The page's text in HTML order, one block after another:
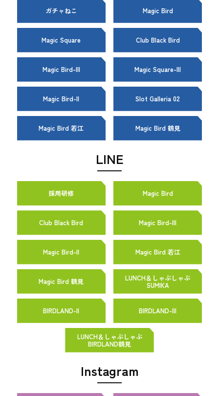
ガチャねこ Magic Bird
Magic Square Club Black Bird
Magic Bird-III Magic Square-III
Magic Bird-II Slot Galleria 02
Magic Bird 若江 Magic Bird 鶴見
LINE
採用研修 Magic Bird
Club Black Bird Magic Bird-III
Magic Bird-II Magic Bird 若江
Magic Bird 鶴見 LUNCH＆しゃぶしゃぶ
SUMIKA
BIRDLAND-II BIRDLAND-III
LUNCH＆しゃぶしゃぶ
BIRDLAND鶴見
Instagram